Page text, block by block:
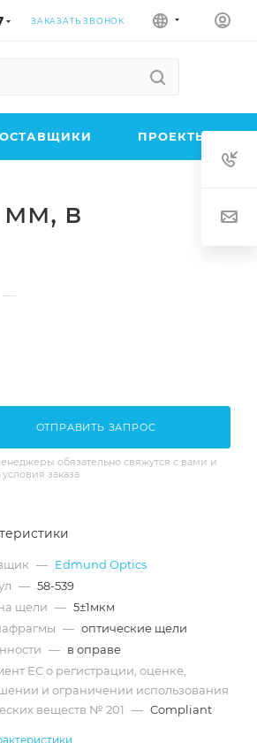
ЗАКАЗАТЬ ЗВОНОК
ПРОЕКТЫ
в
—
ОТПРАВИТЬ ЗАПРОС
обязательно свяжутся с вами и
условия заказа
— Edmund Optics
— 58-539
щели — 5±1мкм
— оптические щели
— в оправе
ЕС о регистрации, оценке,
и ограничении использования
веществ № 201
— Compliant